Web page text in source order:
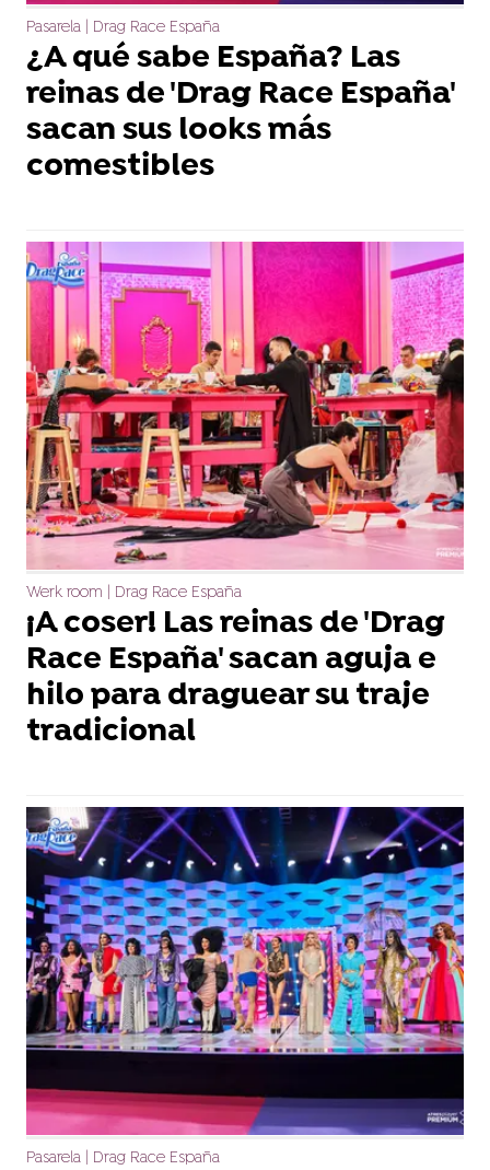
Pasarela | Drag Race España
¿A qué sabe España? Las
reinas de 'Drag Race España'
sacan sus looks más
comestibles
Werk room | Drag Race España
¡A coser! Las reinas de 'Drag
Race España' sacan aguja e
hilo para draguear su traje
tradicional
Pasarela | Drag Race España